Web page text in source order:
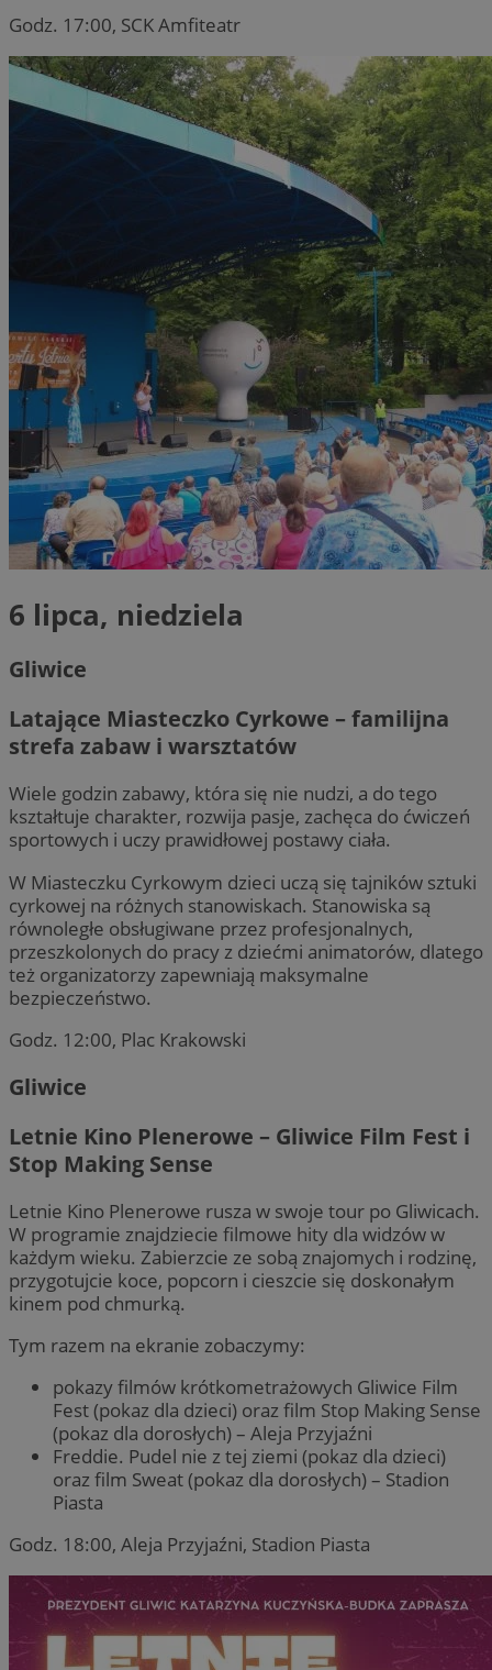
Godz. 17:00, SCK Amfiteatr
6 lipca, niedziela
Gliwice
Latające Miasteczko Cyrkowe – familijna
strefa zabaw i warsztatów
Wiele godzin zabawy, która się nie nudzi, a do tego
kształtuje charakter, rozwija pasje, zachęca do ćwiczeń
sportowych i uczy prawidłowej postawy ciała.
W Miasteczku Cyrkowym dzieci uczą się tajników sztuki
cyrkowej na różnych stanowiskach. Stanowiska są
równoległe obsługiwane przez profesjonalnych,
przeszkolonych do pracy z dziećmi animatorów, dlatego
też organizatorzy zapewniają maksymalne
bezpieczeństwo.
Godz. 12:00, Plac Krakowski
Gliwice
Letnie Kino Plenerowe – Gliwice Film Fest i
Stop Making Sense
Letnie Kino Plenerowe rusza w swoje tour po Gliwicach.
W programie znajdziecie filmowe hity dla widzów w
każdym wieku. Zabierzcie ze sobą znajomych i rodzinę,
przygotujcie koce, popcorn i cieszcie się doskonałym
kinem pod chmurką.
Tym razem na ekranie zobaczymy:
pokazy filmów krótkometrażowych Gliwice Film
Fest (pokaz dla dzieci) oraz film Stop Making Sense
(pokaz dla dorosłych) – Aleja Przyjaźni
Freddie. Pudel nie z tej ziemi (pokaz dla dzieci)
oraz film Sweat (pokaz dla dorosłych) – Stadion
Piasta
Godz. 18:00, Aleja Przyjaźni, Stadion Piasta